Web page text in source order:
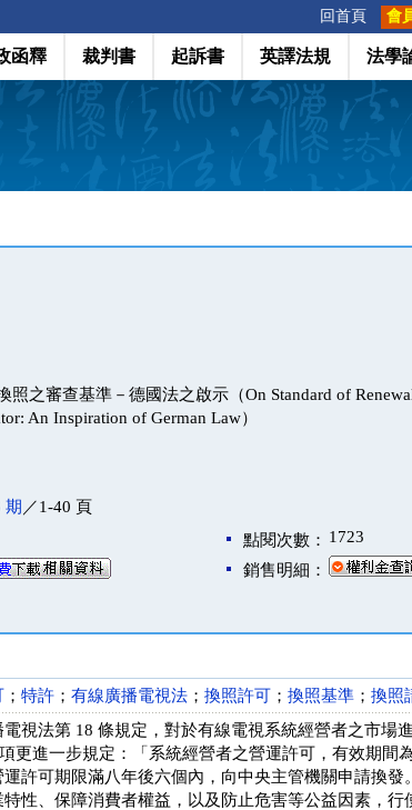
回首頁 會
函釋 裁判書 起訴書 英譯法規 法學
照之審查基準－德國法之啟示（On Standard of
An Inspiration of German Law）
期 ／1-40 頁
點閱次數： 1723
銷售明細：
； 特許 ； 有線廣播電視法 ； 換照許可 ； 換照基準 ； 換照
視法第 18 條規定，對於有線電視系統經營者之市場
更進一步規定：「系統經營者之營運許可，有效期間
許可期限滿八年後六個內，向中央主管機關申請換
性、保障消費者權益，以及防止危害等公益因素，